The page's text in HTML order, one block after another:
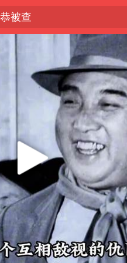
被查
复外交关系
签署共同防务协议
体化产业园量产
级地震致1人死亡
异常波动
幅度近乎折叠
NPC成功
决反制任何闹海挑衅图谋
长态势